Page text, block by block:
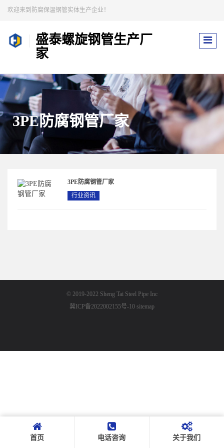
欢迎来到防腐保温钢管实体生产企业！
盛泰螺旋钢管生产厂
家
3PE防腐钢管厂家
3PE防腐钢管厂家
行业资讯
© 2019-2022 Sheng Tai Steel Pipe Inc
冀ICP备2022002155号-10 sitemap
首页 电话咨询 关于我们